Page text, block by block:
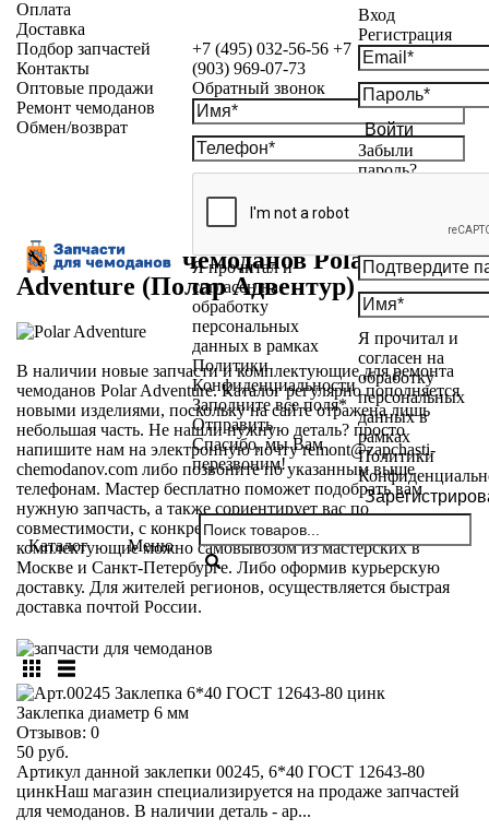
+7 (495) 032-56-56 +7
(903) 969-07-73
Обратный звонок
Я прочитал и
согласен на
обработку
персональных
данных в рамках
Политики
Конфиденциальности
Заполните все поля*
Отправить
Спасибо, мы Вам
перезвоним!
Вход
Регистрация
Войти
Забыли
пароль?
Я прочитал и
согласен на
обработку
персональных
данных в
рамках
Политики
Каталог Меню
Оплата
Доставка
Подбор запчастей
Контакты
Оптовые продажи
Ремонт чемоданов
Обмен/возврат
Запчасти для чемоданов Polar
Adventure (Полар Адвентур)
В наличии новые запчасти и комплектующие для ремонта
чемоданов Polar Adventure. Каталог регулярно пополняется
новыми изделиями, поскольку на сайте отражена лишь
небольшая часть. Не нашли нужную деталь? просто
напишите нам на электронную почту remont@zapchasti-
chemodanov.com либо позвоните по указанным выше
телефонам. Мастер бесплатно поможет подобрать вам
нужную запчасть, а также сориентирует вас по
совместимости, с конкретной моделью. Забрать
комплектующие можно самовывозом из мастерских в
Москве и Санкт-Петербурге. Либо оформив курьерскую
доставку. Для жителей регионов, осуществляется быстрая
доставка почтой России.
Заклепка диаметр 6 мм
Отзывов: 0
50 руб.
Артикул данной заклепки 00245, 6*40 ГОСТ 12643-80
цинкНаш магазин специализируется на продаже запчастей
для чемоданов. В наличии деталь - ар...